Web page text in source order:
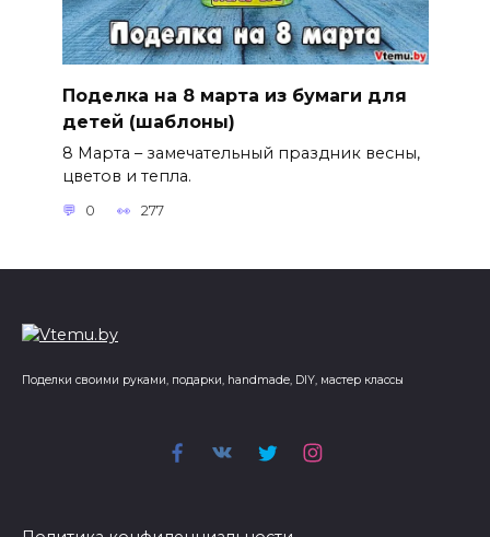
Поделка на 8 марта из бумаги для
детей (шаблоны)
8 Марта – замечательный праздник весны,
цветов и тепла.
0 277
Поделки своими руками, подарки, handmade, DIY, мастер классы